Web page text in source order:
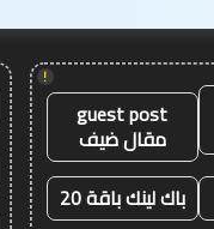
!
guest post
مقال ضيف
باك لينك باقة 20